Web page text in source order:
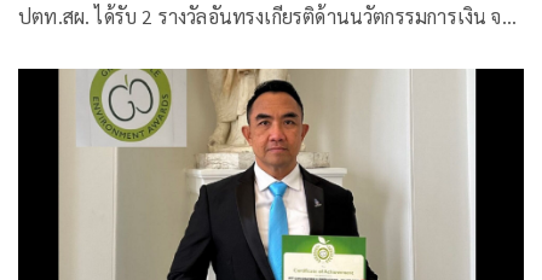
ปตท.สผ. ได้รับ 2 รางวัลอันทรงเกียรติด้านนวัตกรรมการเงิน จาก